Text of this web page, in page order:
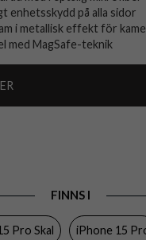
enhetsskydd på alla sidor
i metallisk effekt för
med MagSafe-teknik
FINNS I
Pro Skal iPhone 15